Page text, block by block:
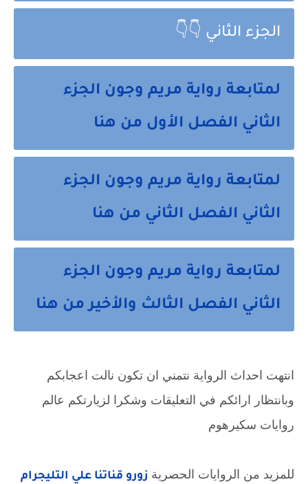
الجزء الثاني 👇👇
لمتابعة رواية مريم وجون الجزء
الثاني الفصل الأول من هنا
لمتابعة رواية مريم وجون الجزء
الثاني الفصل الثاني من هنا
لمتابعة رواية مريم وجون الجزء
الثاني الفصل الثالث والأخير من هنا
روايات سكيرهوم
للمزيد من الروايات الحصرية